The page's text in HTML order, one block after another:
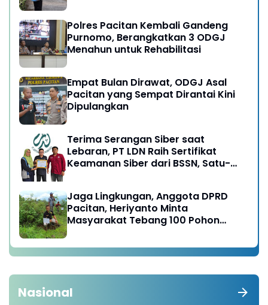
Polres Pacitan Kembali Gandeng
Purnomo, Berangkatkan 3 ODGJ
Menahun untuk Rehabilitasi
Empat Bulan Dirawat, ODGJ Asal
Pacitan yang Sempat Dirantai Kini
Dipulangkan
Terima Serangan Siber saat
Lebaran, PT LDN Raih Sertifikat
Keamanan Siber dari BSSN, Satu-
Jaga Lingkungan, Anggota DPRD
Pacitan, Heriyanto Minta
Masyarakat Tebang 100 Pohon
Nasional